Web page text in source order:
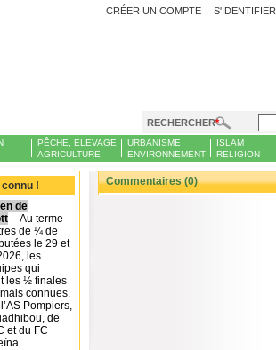
CRÉER UN COMPTE S'IDENTIFIER
RECHERCHER
PÊCHE, ELEVAGE
AGRICULTURE
URBANISME
ENVIRONNEMENT
ISLAM
RELIGION
!
de
-- Au terme
de ¼ de
le 29 et
les
qui
les ½ finales
connues.
l’AS Pompiers,
de
et du FC
Commentaires (0)